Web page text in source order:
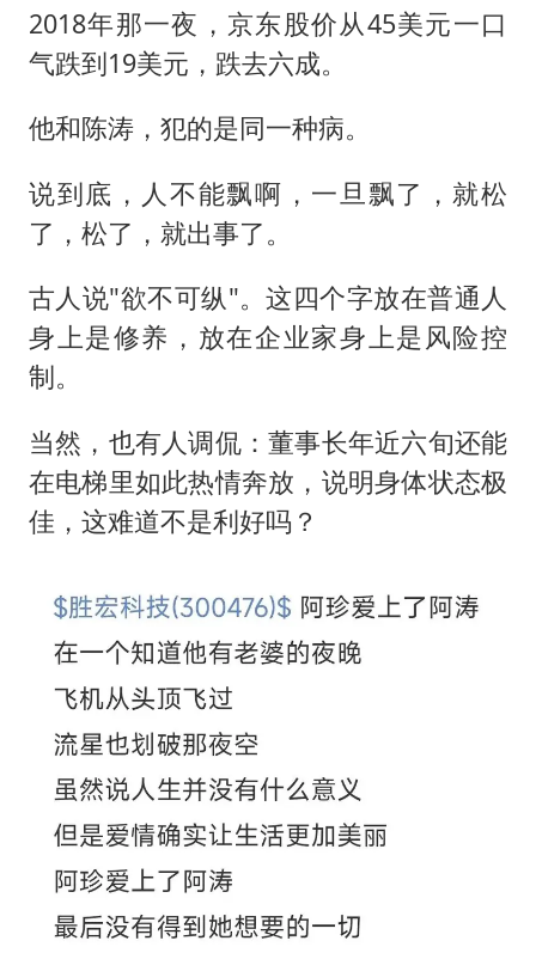
2018年那一夜，京东股价从45美元一口
气跌到19美元，跌去六成。
他和陈涛，犯的是同一种病。
说到底，人不能飘啊，一旦飘了，就松
了，松了，就出事了。
古人说"欲不可纵"。这四个字放在普通人
身上是修养，放在企业家身上是风险控
制。
当然，也有人调侃：董事长年近六旬还能
在电梯里如此热情奔放，说明身体状态极
佳，这难道不是利好吗？